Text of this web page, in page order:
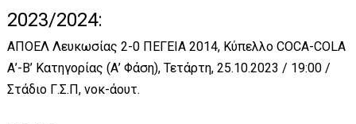
2023/2024:
ΑΠΟΕΛ Λευκωσίας 2-0 ΠΕΓΕΙΑ 2014, Κύπελλο COCA-COLA
Α’-Β’ Κατηγορίας (Α’ Φάση), Τετάρτη, 25.10.2023 / 19:00 /
Στάδιο Γ.Σ.Π, νοκ-άουτ.